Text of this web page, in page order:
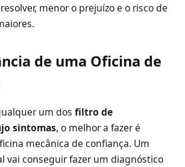
menor o prejuízo e o risco de
de uma Oficina de
um dos filtro de
sintomas, o melhor a fazer é
mecânica de confiança. Um
vai conseguir fazer um diagnóstico